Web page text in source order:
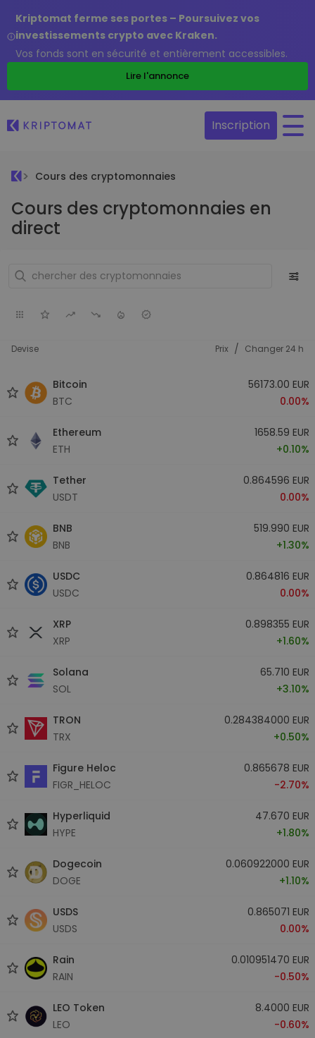
Kriptomat ferme ses portes – Poursuivez vos
investissements crypto avec Kraken.
Vos fonds sont en sécurité et entièrement accessibles.
Lire l'annonce
Inscription
Cours des cryptomonnaies
Cours des cryptomonnaies en
direct
Devise Prix / Changer 24 h
Bitcoin
BTC
56173.00 EUR
0.00%
Ethereum
ETH
1658.59 EUR
+0.10%
Tether
USDT
0.864596 EUR
0.00%
BNB
BNB
519.990 EUR
+1.30%
USDC
USDC
0.864816 EUR
0.00%
XRP
XRP
0.898355 EUR
+1.60%
Solana
SOL
65.710 EUR
+3.10%
TRON
TRX
0.284384000 EUR
+0.50%
Figure Heloc
FIGR_HELOC
0.865678 EUR
-2.70%
Hyperliquid
HYPE
47.670 EUR
+1.80%
Dogecoin
DOGE
0.060922000 EUR
+1.10%
USDS
USDS
0.865071 EUR
0.00%
Rain
RAIN
0.010951470 EUR
-0.50%
LEO Token
LEO
8.4000 EUR
-0.60%